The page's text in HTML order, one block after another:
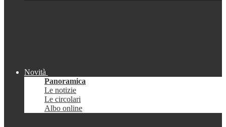
Novità
Panoramica
Le notizie
Le circolari
Albo online